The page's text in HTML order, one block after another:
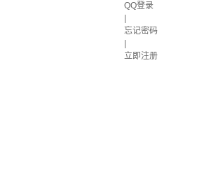
QQ登录
忘记密码
立即注册